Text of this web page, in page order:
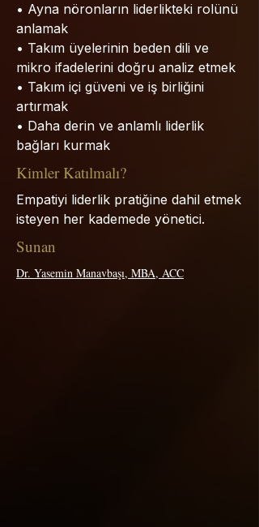
• Ayna nöronların liderlikteki rolünü
anlamak
• Takım üyelerinin beden dili ve
mikro ifadelerini doğru analiz etmek
• Takım içi güveni ve iş birliğini
artırmak
• Daha derin ve anlamlı liderlik
bağları kurmak
Kimler Katılmalı?
Empatiyi liderlik pratiğine dahil etmek
isteyen her kademede yönetici.
Sunan
Dr. Yasemin Manavbaşı, MBA, ACC